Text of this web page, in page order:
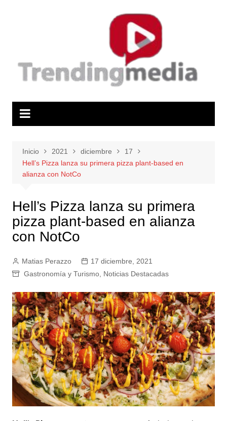
Inicio 2021 diciembre
17
Hell’s Pizza lanza su primera pizza plant-based en
alianza con NotCo
Hell’s Pizza lanza su primera
pizza plant-based en alianza
con NotCo
Matias Perazzo
17 diciembre, 2021
Gastronomía y Turismo, Noticias Destacadas